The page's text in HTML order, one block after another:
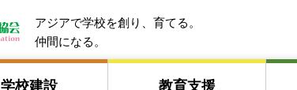
NPO法人 AEFA アジア教育友好協会
アジアで学校を創り、育てる。
仲間になる。
学校建設 教育⽀援